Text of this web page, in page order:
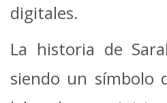
digitales.
La historia de
siendo un símbolo